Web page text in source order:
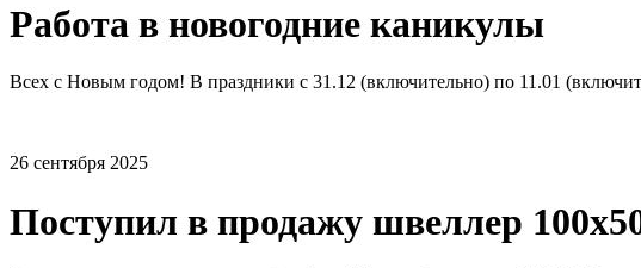
Работа в новогодние каникулы
Всех с Новым годом! В праздники с 31.12 (включительно) по 11.01
26 сентября 2025
Поступил в продажу швеллер